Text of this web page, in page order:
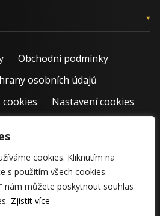
cookies. Kliknutím na
s použitím všech cookies.
nám můžete poskytnout souhlas
Zjistit více
Obchodní podmínky
osobních údajů
cookies
Nastavení cookies
| Inspiruje české podnikatele už 15